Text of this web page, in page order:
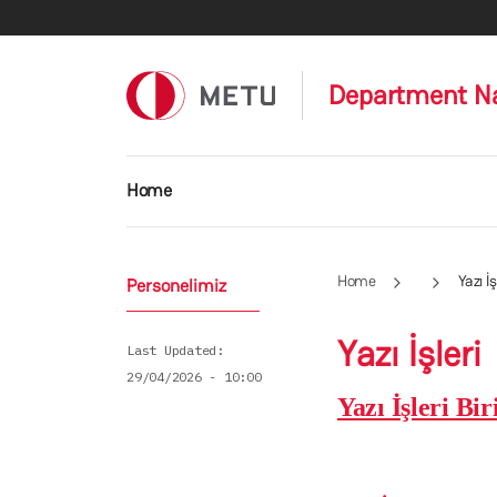
Department
Main navigation
Home
Home Yazı
Yazı İşleri
Yazı İşleri
Personelimiz
Last Updated
29/04/2026 - 10:00